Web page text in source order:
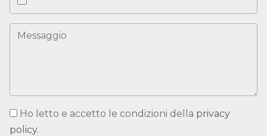
Ho letto e accetto le condizioni della privacy
policy.